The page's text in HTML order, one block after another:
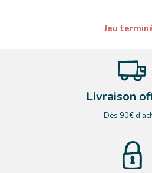
Jeu
Livraison
Dès 90€